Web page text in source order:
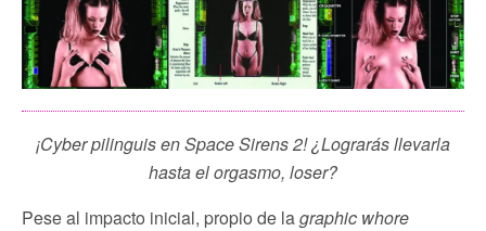
¡Cyber pilinguis en Space Sirens 2! ¿Lograrás llevarla
hasta el orgasmo, loser?
Pese al impacto inicial, propio de lagraphic whore